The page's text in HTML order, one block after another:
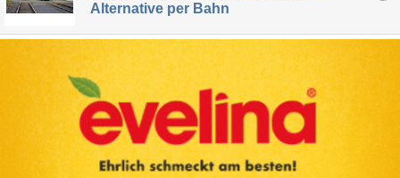
Alternative per Bahn